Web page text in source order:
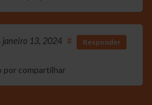
janeiro 13, 2024 # Responder
por compartilhar